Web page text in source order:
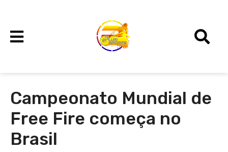
Campeonato Mundial de
Free Fire começa no
Brasil